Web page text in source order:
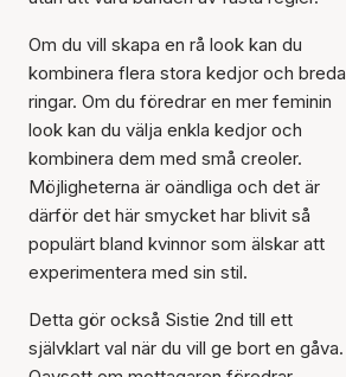
Om du vill skapa en rå look kan du
kombinera flera stora kedjor och breda
ringar. Om du föredrar en mer feminin
look kan du välja enkla kedjor och
kombinera dem med små creoler.
Möjligheterna är oändliga och det är
därför det här smycket har blivit så
populärt bland kvinnor som älskar att
experimentera med sin stil.
Detta gör också Sistie 2nd till ett
självklart val när du vill ge bort en gåva.